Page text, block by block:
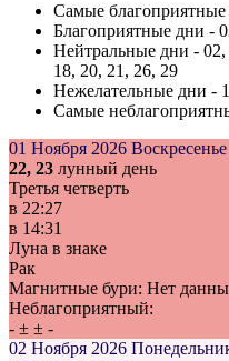
Самые
Благоприятные дни -
Нейтральные дни - 02,
18, 20, 21, 26, 29
Нежелательные дни -
Самые
01 Ноября 2026 Воскресенье
22, 23 лунный день
Третья четверть
в 22:27
в 14:31
Луна в знаке
Рак
Магнитные бури: Нет
Неблагоприятный:
- ± ± -
02 Ноября 2026